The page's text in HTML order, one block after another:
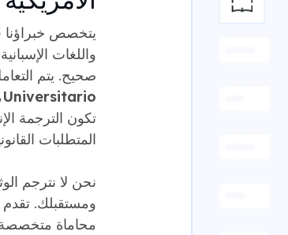
يتخصص خبراؤنا
واللغات
صحيح. يتم
Universitario
تكون الترجمة
المتطلبات
نحن لا نترجم
محاماة متخصصة